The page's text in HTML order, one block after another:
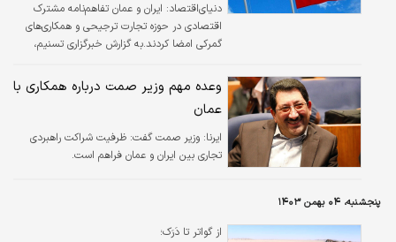
منطقه‌ای، توانسته است جایگاه ویژه‌ای در عرصه
بین‌‌المللی پیدا کند. برای مثال، عمان در منازعات
یمن به‌عنوان یک میانجی عمل کرده و…
دنیای‌اقتصاد: ایران و عمان تفاهم‌نامه مشترک
اقتصادی در حوزه تجارت ترجیحی و همکاری‌های
گمرکی امضا کردند.به گزارش خبر‌‌گزاری تسنیم،
عمان به میزبانی مسقط برگزار شد.
وعده مهم وزیر صمت درباره همکاری با
عمان
ایرنا: وزیر صمت گفت: ظرفیت شراکت راهبردی
تجاری بین ایران و عمان فراهم است.
پنجشنبه، ۰۴ بهمن ۱۴۰۳
از گواتر تا دَرَک؛